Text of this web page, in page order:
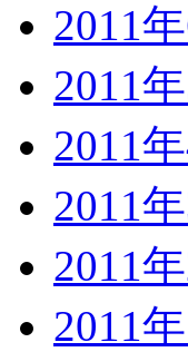
2011
2011
2011
2011
2011
2011